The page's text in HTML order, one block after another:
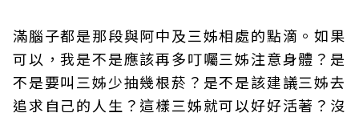
滿腦子都是那段與阿中及三姊相處的點滴。如果
可以，我是不是應該再多叮囑三姊注意身體？是
不是要叫三姊少抽幾根菸？是不是該建議三姊去
追求自己的人生？這樣三姊就可以好好活著？沒